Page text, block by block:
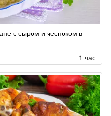
с сыром и чесноком в
1 час